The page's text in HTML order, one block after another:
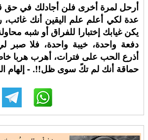
أرحل لمرة أخرى فلن أجادلك في حق
عدة لكي أعلم علم اليقين أنك غائب،
يكن غيابك إختبارا للفراق أو شبه
دفعة واحدة، خيبة واحدة، فلا صبر
أذرع الحب على فترات، أهرب هربا
حماقة أنك لم تكً سوى ظل!!. - إلهام